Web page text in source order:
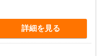
詳細を見る